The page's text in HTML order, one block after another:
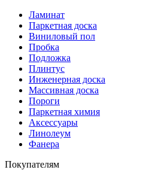
Ламинат
Паркетная доска
Виниловый пол
Пробка
Подложка
Плинтус
Инженерная доска
Массивная доска
Пороги
Паркетная химия
Аксессуары
Линолеум
Фанера
Покупателям